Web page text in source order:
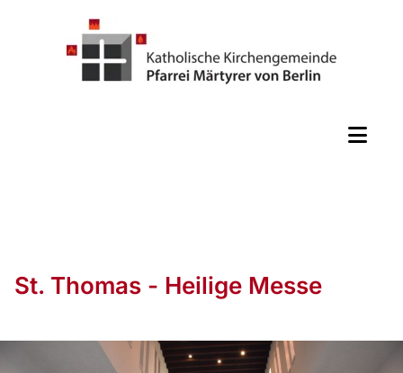
St. Thomas - Heilige Messe